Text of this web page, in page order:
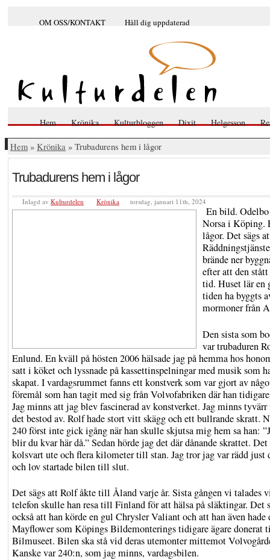
OM OSS/KONTAKT Håll dig uppdaterad
Hem Krönika Kulturbloggen Dixit Helgesson
Hem » Krönika » Trubadurens hem i lågor
Trubadurens hem i lågor
Inlagd av Kulturdelen Krönika torsdag, januari 11th, 2024
En bild.
Norsa i Köping.
lågor. Det sägs
brände ner
efter att den stått
tid. Huset lär en
tiden ha byggts
mormoner från
Den sista som
var trubaduren
Enlund. En kväll på hösten 2006 hälsade jag på hemma hos
satt i köket och lyssnade på kassettinspelningar med musik som
skapat. I vardagsrummet fanns ett konstverk som var gjort av
föremål som han tagit med sig från Volvofabriken där han
Jag minns att jag blev fascinerad av konstverket. Jag minns
det bestod av. Rolf hade stort vitt skägg och ett bullrande skratt.
240 först inte gick igång när han skulle skjutsa mig hem sa han:
blir du kvar här då.” Sedan hörde jag det där dånande skrattet.
kolsvart ute och flera kilometer till stan. Jag tror jag var rädd just
och lov startade bilen till slut.
Det sägs att Rolf åkte till Åland varje år. Sista gången vi talades
telefon skulle han resa till Finland för att hälsa på släktingar. Det
också att han körde en gul Chrysler Valiant och att han även hade
Mayflower som Köpings Bildemonterings tidigare ägare donerat
Bilmuseet. Bilen ska stå vid deras utemonter mittemot
Kanske var 240:n, som jag minns, vardagsbilen.